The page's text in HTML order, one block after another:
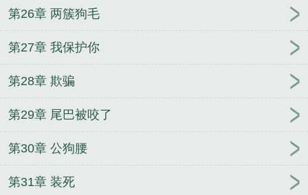
第26章 两簇狗毛
第27章 我保护你
第28章 欺骗
第29章 尾巴被咬了
第30章 公狗腰
第31章 装死